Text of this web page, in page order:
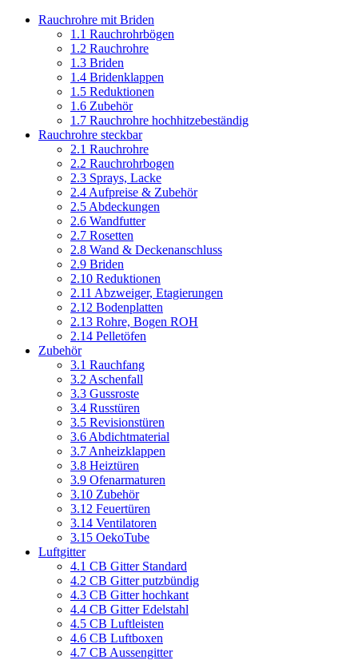
Rauchrohre mit Briden
1.1 Rauchrohrbögen
1.2 Rauchrohre
1.3 Briden
1.4 Bridenklappen
1.5 Reduktionen
1.6 Zubehör
1.7 Rauchrohre hochhitzebeständig
Rauchrohre steckbar
2.1 Rauchrohre
2.2 Rauchrohrbogen
2.3 Sprays, Lacke
2.4 Aufpreise & Zubehör
2.5 Abdeckungen
2.6 Wandfutter
2.7 Rosetten
2.8 Wand & Deckenanschluss
2.9 Briden
2.10 Reduktionen
2.11 Abzweiger, Etagierungen
2.12 Bodenplatten
2.13 Rohre, Bogen ROH
2.14 Pelletöfen
Zubehör
3.1 Rauchfang
3.2 Aschenfall
3.3 Gussroste
3.4 Russtüren
3.5 Revisionstüren
3.6 Abdichtmaterial
3.7 Anheizklappen
3.8 Heiztüren
3.9 Ofenarmaturen
3.10 Zubehör
3.12 Feuertüren
3.14 Ventilatoren
3.15 OekoTube
Luftgitter
4.1 CB Gitter Standard
4.2 CB Gitter putzbündig
4.3 CB Gitter hochkant
4.4 CB Gitter Edelstahl
4.5 CB Luftleisten
4.6 CB Luftboxen
4.7 CB Aussengitter